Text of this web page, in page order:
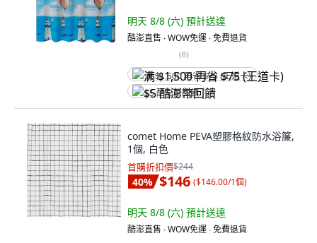
明天 8/8 (六) 預計送達
酷澎直售 ∙ WOW免運 ∙ 免費退貨
(8)
满 $1,500 再省 $75 (王道卡)
$5 酷澎幣回饋
comet Home PEVA塑膠格紋防水浴簾,
1個, 白色
首購折扣價$244
40% $146 ($146.00/1個)
明天 8/8 (六) 預計送達
酷澎直售 ∙ WOW免運 ∙ 免費退貨